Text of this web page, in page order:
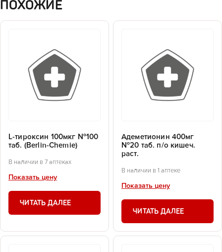
ПОХОЖИЕ
L-тироксин 100мкг №100
таб. (Berlin-Chemie)
В наличии в 7 аптеках
Показать цену
ЧИТАТЬ ДАЛЕЕ
Адеметионин 400мг
№20 таб. п/о кишеч.
раст.
В наличии в 1 аптеке
Показать цену
ЧИТАТЬ ДАЛЕЕ